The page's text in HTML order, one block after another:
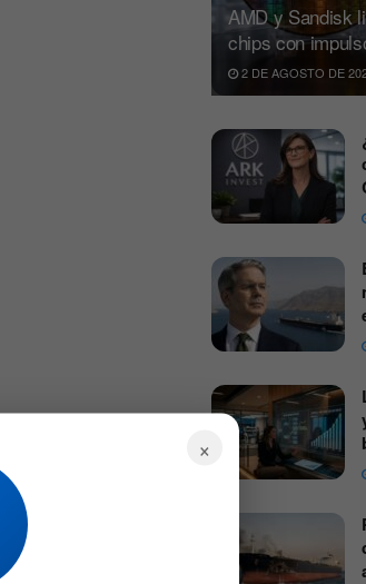
AMD y Sandisk
chips con
2 DE AGOSTO DE
×